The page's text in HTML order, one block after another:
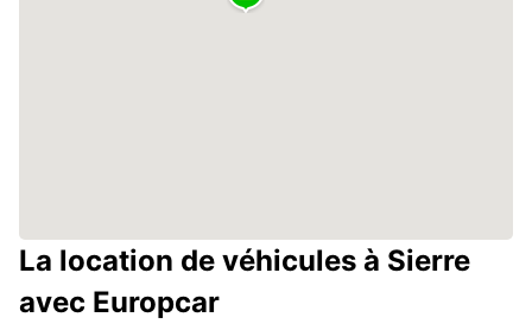
La location de véhicules à Sierre
avec Europcar